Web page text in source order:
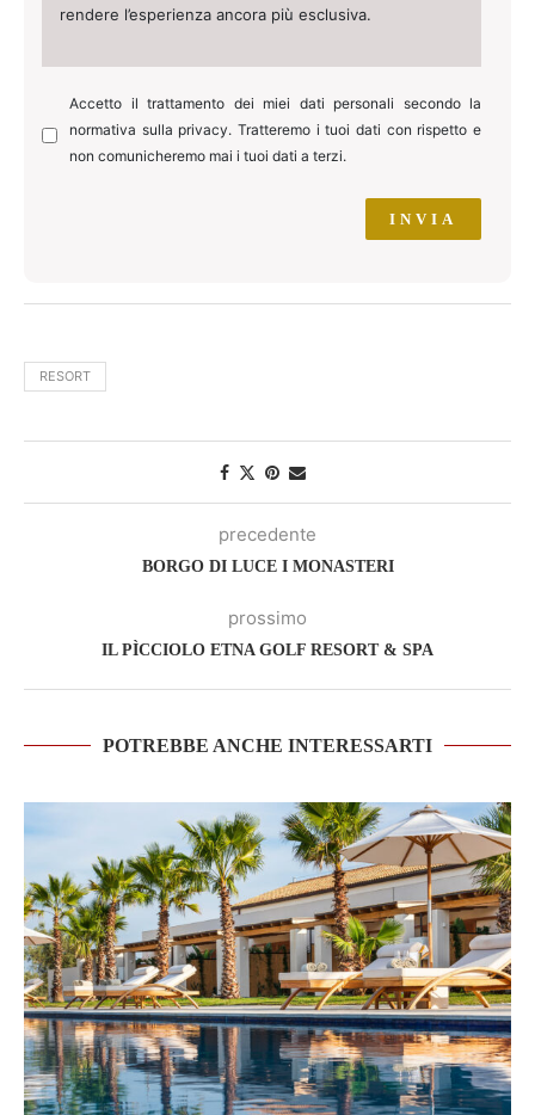
rendere l’esperienza ancora più esclusiva.
Accetto il trattamento dei miei dati personali secondo la
normativa sulla privacy. Tratteremo i tuoi dati con rispetto e
non comunicheremo mai i tuoi dati a terzi.
RESORT
precedente
BORGO DI LUCE I MONASTERI
prossimo
IL PÌCCIOLO ETNA GOLF RESORT & SPA
POTREBBE ANCHE INTERESSARTI